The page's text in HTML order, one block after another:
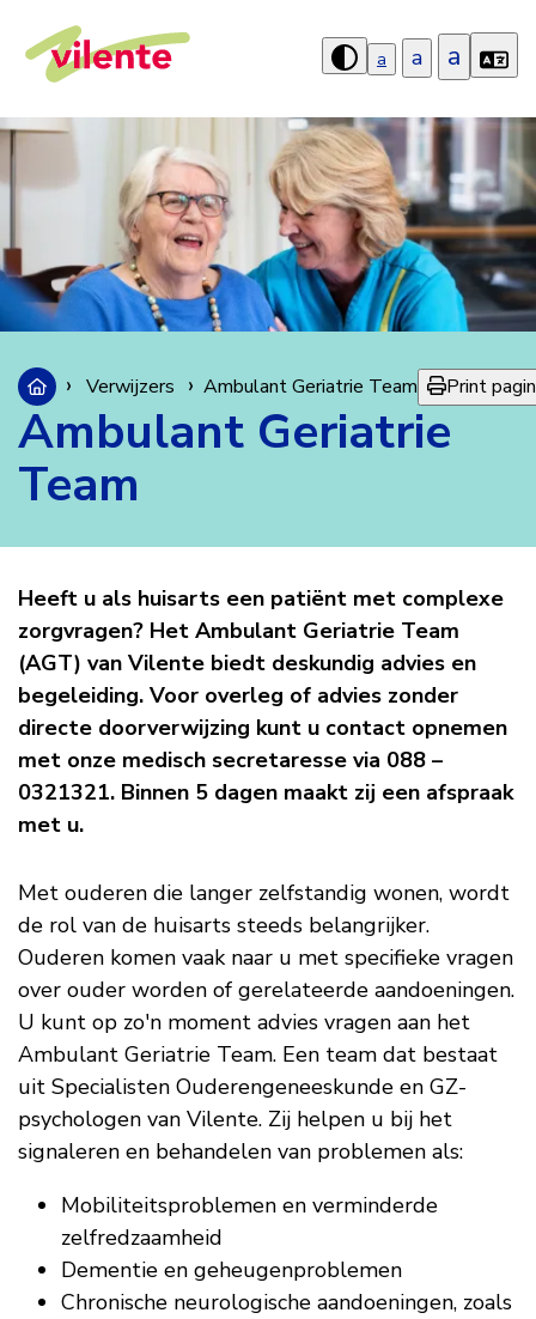
Hoog
aanzetten
a a a
Verwijzers Ambulant Geriatrie Team Print
Ambulant Geriatrie
Team
Ambulant
Geriatrie
Team
Heeft u als huisarts een patiënt met complexe
zorgvragen? Het Ambulant Geriatrie Team
(AGT) van Vilente biedt deskundig advies en
begeleiding. Voor overleg of advies zonder
directe doorverwijzing kunt u contact opnemen
met onze medisch secretaresse via 088 –
0321321. Binnen 5 dagen maakt zij een afspraak
met u.
Met ouderen die langer zelfstandig wonen, wordt
de rol van de huisarts steeds belangrijker.
Ouderen komen vaak naar u met specifieke vragen
over ouder worden of gerelateerde aandoeningen.
U kunt op zo'n moment advies vragen aan het
Ambulant Geriatrie Team. Een team dat bestaat
uit Specialisten Ouderengeneeskunde en GZ-
psychologen van Vilente. Zij helpen u bij het
signaleren en behandelen van problemen als:
Mobiliteitsproblemen en verminderde
zelfredzaamheid
Dementie en geheugenproblemen
Chronische neurologische aandoeningen, zoals